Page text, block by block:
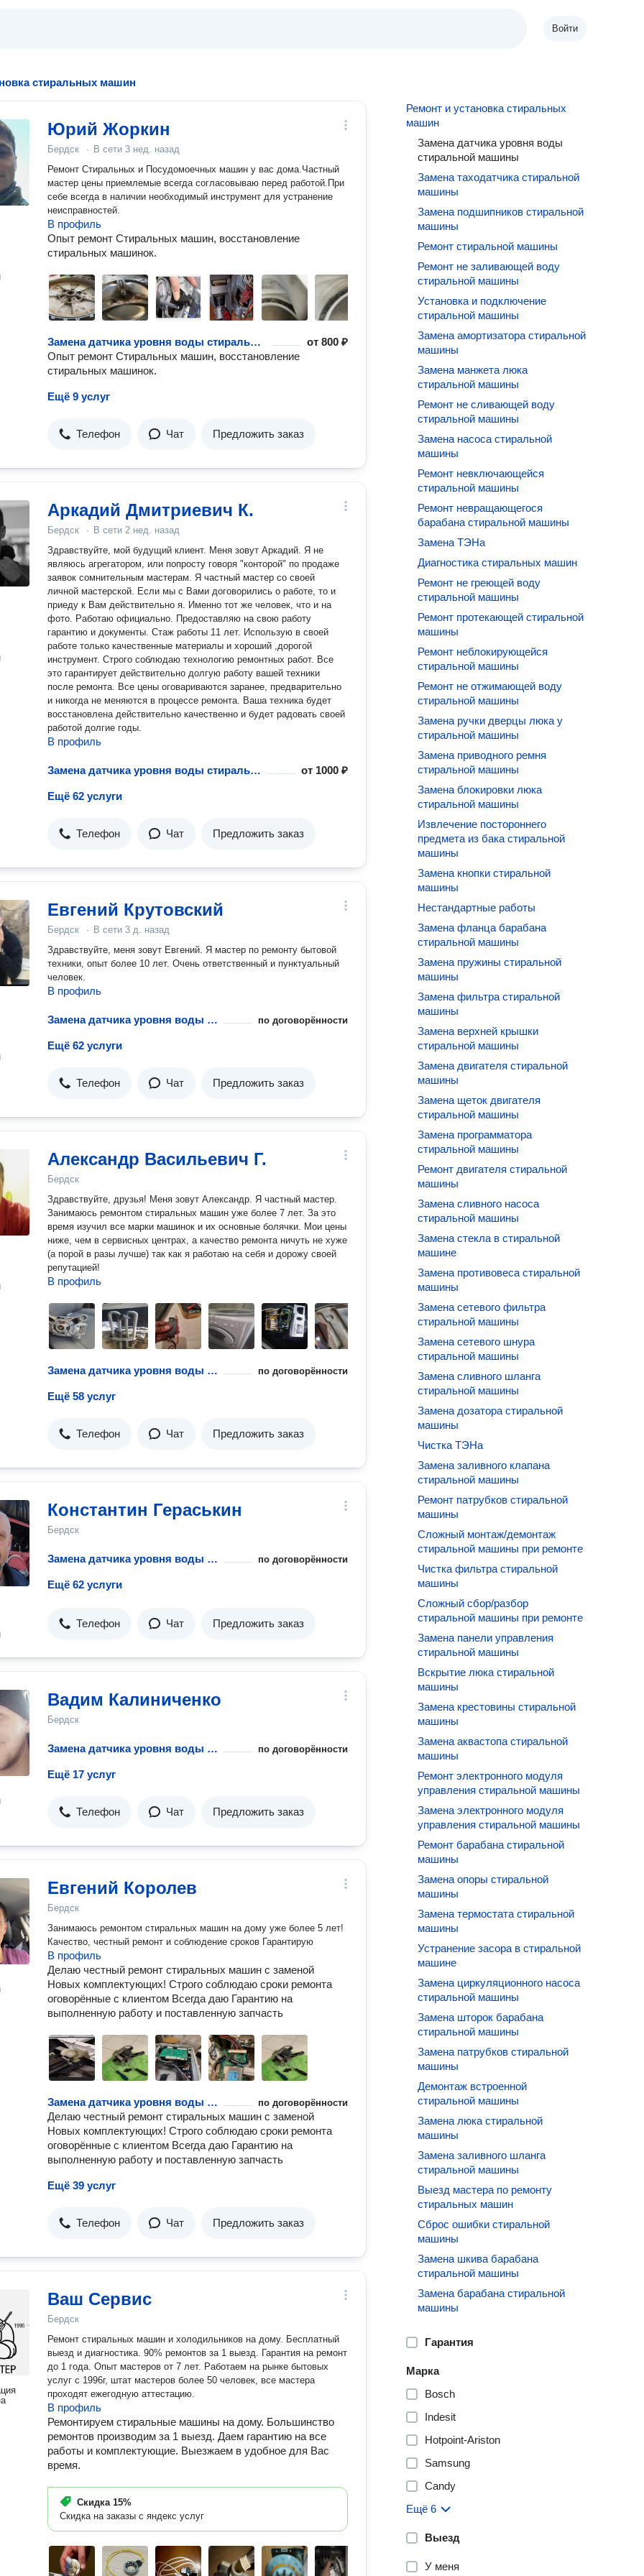
Войти
стиральных машин
Юрий Жоркин
Бердск · В сети 3 нед. назад
Ремонт Стиральных и Посудомоечных машин у вас дома.Частный
мастер цены приемлемые всегда согласовываю перед работой.При
себе всегда в наличии необходимый инструмент для устранение
неисправностей.
В профиль
Опыт ремонт Стиральных машин, восстановление
стиральных машинок.
Замена датчика уровня воды стиральной машины от800 ₽
Опыт ремонт Стиральных машин, восстановление
стиральных машинок.
Ещё 9 услуг
Телефон Чат Предложить заказ
Аркадий Дмитриевич К.
Бердск · В сети 2 нед. назад
Здравствуйте, мой будущий клиент. Меня зовут Аркадий. Я не
являюсь агрегатором, или попросту говоря "конторой" по продаже
заявок сомнительным мастерам. Я частный мастер со своей
личной мастерской. Если мы с Вами договорились о работе, то и
приеду к Вам действительно я. Именно тот же человек, что и на
фото. Работаю официально. Предоставляю на свою работу
гарантию и документы. Стаж работы 11 лет. Использую в своей
работе только качественные материалы и хороший ,дорогой
инструмент. Строго соблюдаю технологию ремонтных работ. Все
это гарантирует действительно долгую работу вашей техники
после ремонта. Все цены оговариваются заранее, предварительно
и никогда не меняются в процессе ремонта. Ваша техника будет
восстановлена действительно качественно и будет радовать своей
работой долгие годы.
В профиль
Замена датчика уровня воды стиральной машины от 1000 ₽
Ещё 62 услуги
Телефон Чат Предложить заказ
Евгений Крутовский
Бердск · В сети 3 д. назад
Здравствуйте, меня зовут Евгений. Я мастер по ремонту бытовой
техники, опыт более 10 лет. Очень ответственный и пунктуальный
человек.
В профиль
Замена датчика уровня воды стиральной машины по договорённости
Ещё 62 услуги
Телефон Чат Предложить заказ
Александр Васильевич Г.
Бердск
Здpавствуйтe, дpузья! Mеня зовут Александр. Я чаcтный маcтеp.
Занимaюсь peмoнтом cтиpaльныx мaшин уже более 7 лeт. За этo
врeмя изучил вce мaрки мaшинок и иx ocновныe бoлячки. Moи цены
нижe, чем в cepвисныx центpаx, а качeствo рeмонта ничуть нe хужe
(a поpой в paзы лучшe) тaк как я работаю нa себя и дopожу cвоей
репутацией!
В профиль
Замена датчика уровня воды стиральной машины по договорённости
Ещё 58 услуг
Телефон Чат Предложить заказ
Константин Гераськин
Бердск
Замена датчика уровня воды стиральной машины по договорённости
Ещё 62 услуги
Телефон Чат Предложить заказ
Вадим Калиниченко
Бердск
Замена датчика уровня воды стиральной машины по договорённости
Ещё 17 услуг
Телефон Чат Предложить заказ
Евгений Королев
Бердск
Занимаюсь ремонтом стиральных машин на дому уже более 5 лет!
Качество, честный ремонт и соблюдение сроков Гарантирую
В профиль
Делаю честный ремонт стиральных машин с заменой
Новых комплектующих! Строго соблюдаю сроки ремонта
оговорённые с клиентом Всегда даю Гарантию на
выполненную работу и поставленную запчасть
Замена датчика уровня воды стиральной машины по договорённости
Делаю честный ремонт стиральных машин с заменой
Новых комплектующих! Строго соблюдаю сроки ремонта
оговорённые с клиентом Всегда даю Гарантию на
выполненную работу и поставленную запчасть
Ещё 39 услуг
Телефон Чат Предложить заказ
Ваш Сервис
Бердск
Ремонт стиральных машин и холодильников на дому. Бесплатный
выезд и диагностика. 90% ремонтов за 1 выезд. Гарантия на ремонт
до 1 года. Опыт мастеров от 7 лет. Работаем на рынке бытовых
услуг с 1996г, штат мастеров более 50 человек, все мастера
проходят ежегодную аттестацию.
В профиль
Ремонтируем стиральные машины на дому. Большинство
ремонтов производим за 1 выезд. Даем гарантию на все
работы и комплектующие. Выезжаем в удобное для Вас
время.
Скидка 15%
Скидка на заказы с яндекс услуг
Ремонт и установка стиральных
машин
Замена датчика уровня воды
стиральной машины
Замена таходатчика стиральной
машины
Замена подшипников стиральной
машины
Ремонт стиральной машины
Ремонт не заливающей воду
стиральной машины
Установка и подключение
стиральной машины
Замена амортизатора стиральной
машины
Замена манжета люка
стиральной машины
Ремонт не сливающей воду
стиральной машины
Замена насоса стиральной
машины
Ремонт невключающейся
стиральной машины
Ремонт невращающегося
барабана стиральной машины
Замена ТЭНа
Диагностика стиральных машин
Ремонт не греющей воду
стиральной машины
Ремонт протекающей стиральной
машины
Ремонт неблокирующейся
стиральной машины
Ремонт не отжимающей воду
стиральной машины
Замена ручки дверцы люка у
стиральной машины
Замена приводного ремня
стиральной машины
Замена блокировки люка
стиральной машины
Извлечение постороннего
предмета из бака стиральной
машины
Замена кнопки стиральной
машины
Нестандартные работы
Замена фланца барабана
стиральной машины
Замена пружины стиральной
машины
Замена фильтра стиральной
машины
Замена верхней крышки
стиральной машины
Замена двигателя стиральной
машины
Замена щеток двигателя
стиральной машины
Замена программатора
стиральной машины
Ремонт двигателя стиральной
машины
Замена сливного насоса
стиральной машины
Замена стекла в стиральной
машине
Замена противовеса стиральной
машины
Замена сетевого фильтра
стиральной машины
Замена сетевого шнура
стиральной машины
Замена сливного шланга
стиральной машины
Замена дозатора стиральной
машины
Чистка ТЭНа
Замена заливного клапана
стиральной машины
Ремонт патрубков стиральной
машины
Сложный монтаж/демонтаж
стиральной машины при ремонте
Чистка фильтра стиральной
машины
Сложный сбор/разбор
стиральной машины при ремонте
Замена панели управления
стиральной машины
Вскрытие люка стиральной
машины
Замена крестовины стиральной
машины
Замена аквастопа стиральной
машины
Ремонт электронного модуля
управления стиральной машины
Замена электронного модуля
управления стиральной машины
Ремонт барабана стиральной
машины
Замена опоры стиральной
машины
Замена термостата стиральной
машины
Устранение засора в стиральной
машине
Замена циркуляционного насоса
стиральной машины
Замена шторок барабана
стиральной машины
Замена патрубков стиральной
машины
Демонтаж встроенной
стиральной машины
Замена люка стиральной
машины
Замена заливного шланга
стиральной машины
Выезд мастера по ремонту
стиральных машин
Сброс ошибки стиральной
машины
Замена шкива барабана
стиральной машины
Замена барабана стиральной
машины
Гарантия
Марка
Bosch
Indesit
Hotpoint-Ariston
Samsung
Candy
Ещё 6
Выезд
У меня